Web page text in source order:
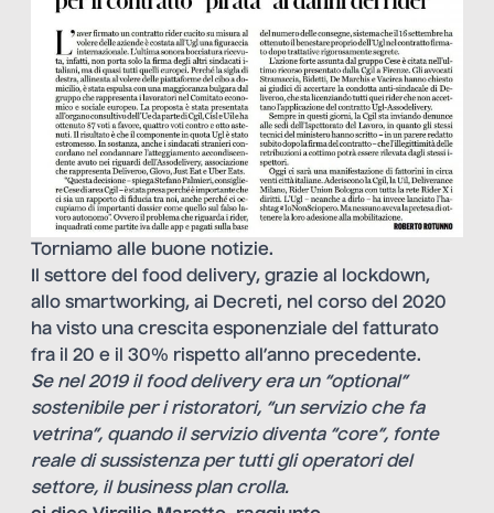
Torniamo alle buone notizie.
Il settore del food delivery, grazie al lockdown,
allo smartworking, ai Decreti, nel corso del 2020
ha visto una crescita esponenziale del fatturato
fra il 20 e il 30% rispetto all’anno precedente.
Se nel 2019 il food delivery era un “optional”
sostenibile per i ristoratori, “un servizio che fa
vetrina”, quando il servizio diventa “core”, fonte
reale di sussistenza per tutti gli operatori del
settore, il business plan crolla.